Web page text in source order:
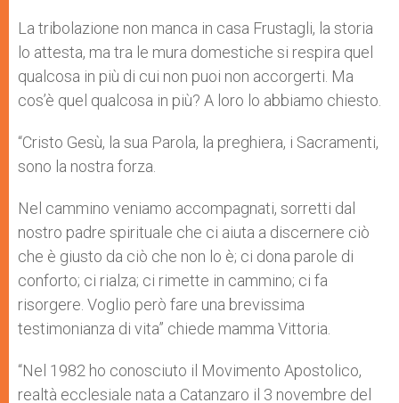
La tribolazione non manca in casa Frustagli, la storia
lo attesta, ma tra le mura domestiche si respira quel
qualcosa in più di cui non puoi non accorgerti. Ma
cos’è quel qualcosa in più? A loro lo abbiamo chiesto.
“Cristo Gesù, la sua Parola, la preghiera, i Sacramenti,
sono la nostra forza.
Nel cammino veniamo accompagnati, sorretti dal
nostro padre spirituale che ci aiuta a discernere ciò
che è giusto da ciò che non lo è; ci dona parole di
conforto; ci rialza; ci rimette in cammino; ci fa
risorgere. Voglio però fare una brevissima
testimonianza di vita” chiede mamma Vittoria.
“Nel 1982 ho conosciuto il Movimento Apostolico,
realtà ecclesiale nata a Catanzaro il 3 novembre del